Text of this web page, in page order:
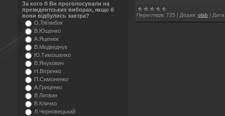
За кого б Ви проголосували на
президентських виборах, якщо б
вони відбулись завтра?
О.Тягнибок
В.Ющенко
А.Яценюк
В.Медведчук
Ю.Тимошенко
В.Янукович
Н.Вітренко
П.Симоненко
А.Гриценко
В.Литвин
В.Кличко
Л.Черновецький
Переглядів: 725 | Додав: olab |